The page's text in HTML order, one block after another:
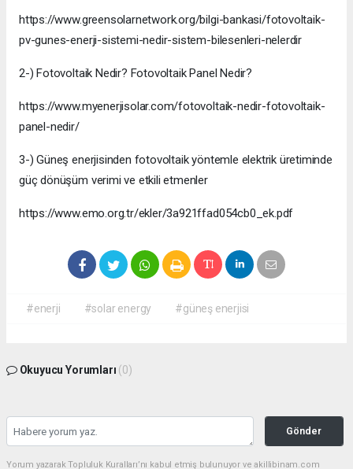
https://www.greensolarnetwork.org/bilgi-bankasi/fotovoltaik-
pv-gunes-enerji-sistemi-nedir-sistem-bilesenleri-nelerdir
2-) Fotovoltaik Nedir? Fotovoltaik Panel Nedir?
https://www.myenerjisolar.com/fotovoltaik-nedir-fotovoltaik-
panel-nedir/
3-) Güneş enerjisinden fotovoltaik yöntemle elektrik üretiminde
güç dönüşüm verimi ve etkili etmenler
https://www.emo.org.tr/ekler/3a921ffad054cb0_ek.pdf
#enerji #solar energy #güneş enerjisi
Okuyucu Yorumları (0)
Gönder
Yorum yazarak Topluluk Kuralları’nı kabul etmiş bulunuyor ve akillibinam.com